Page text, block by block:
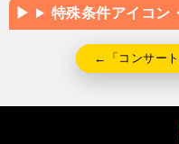
特殊条件アイコン
←「コンサー